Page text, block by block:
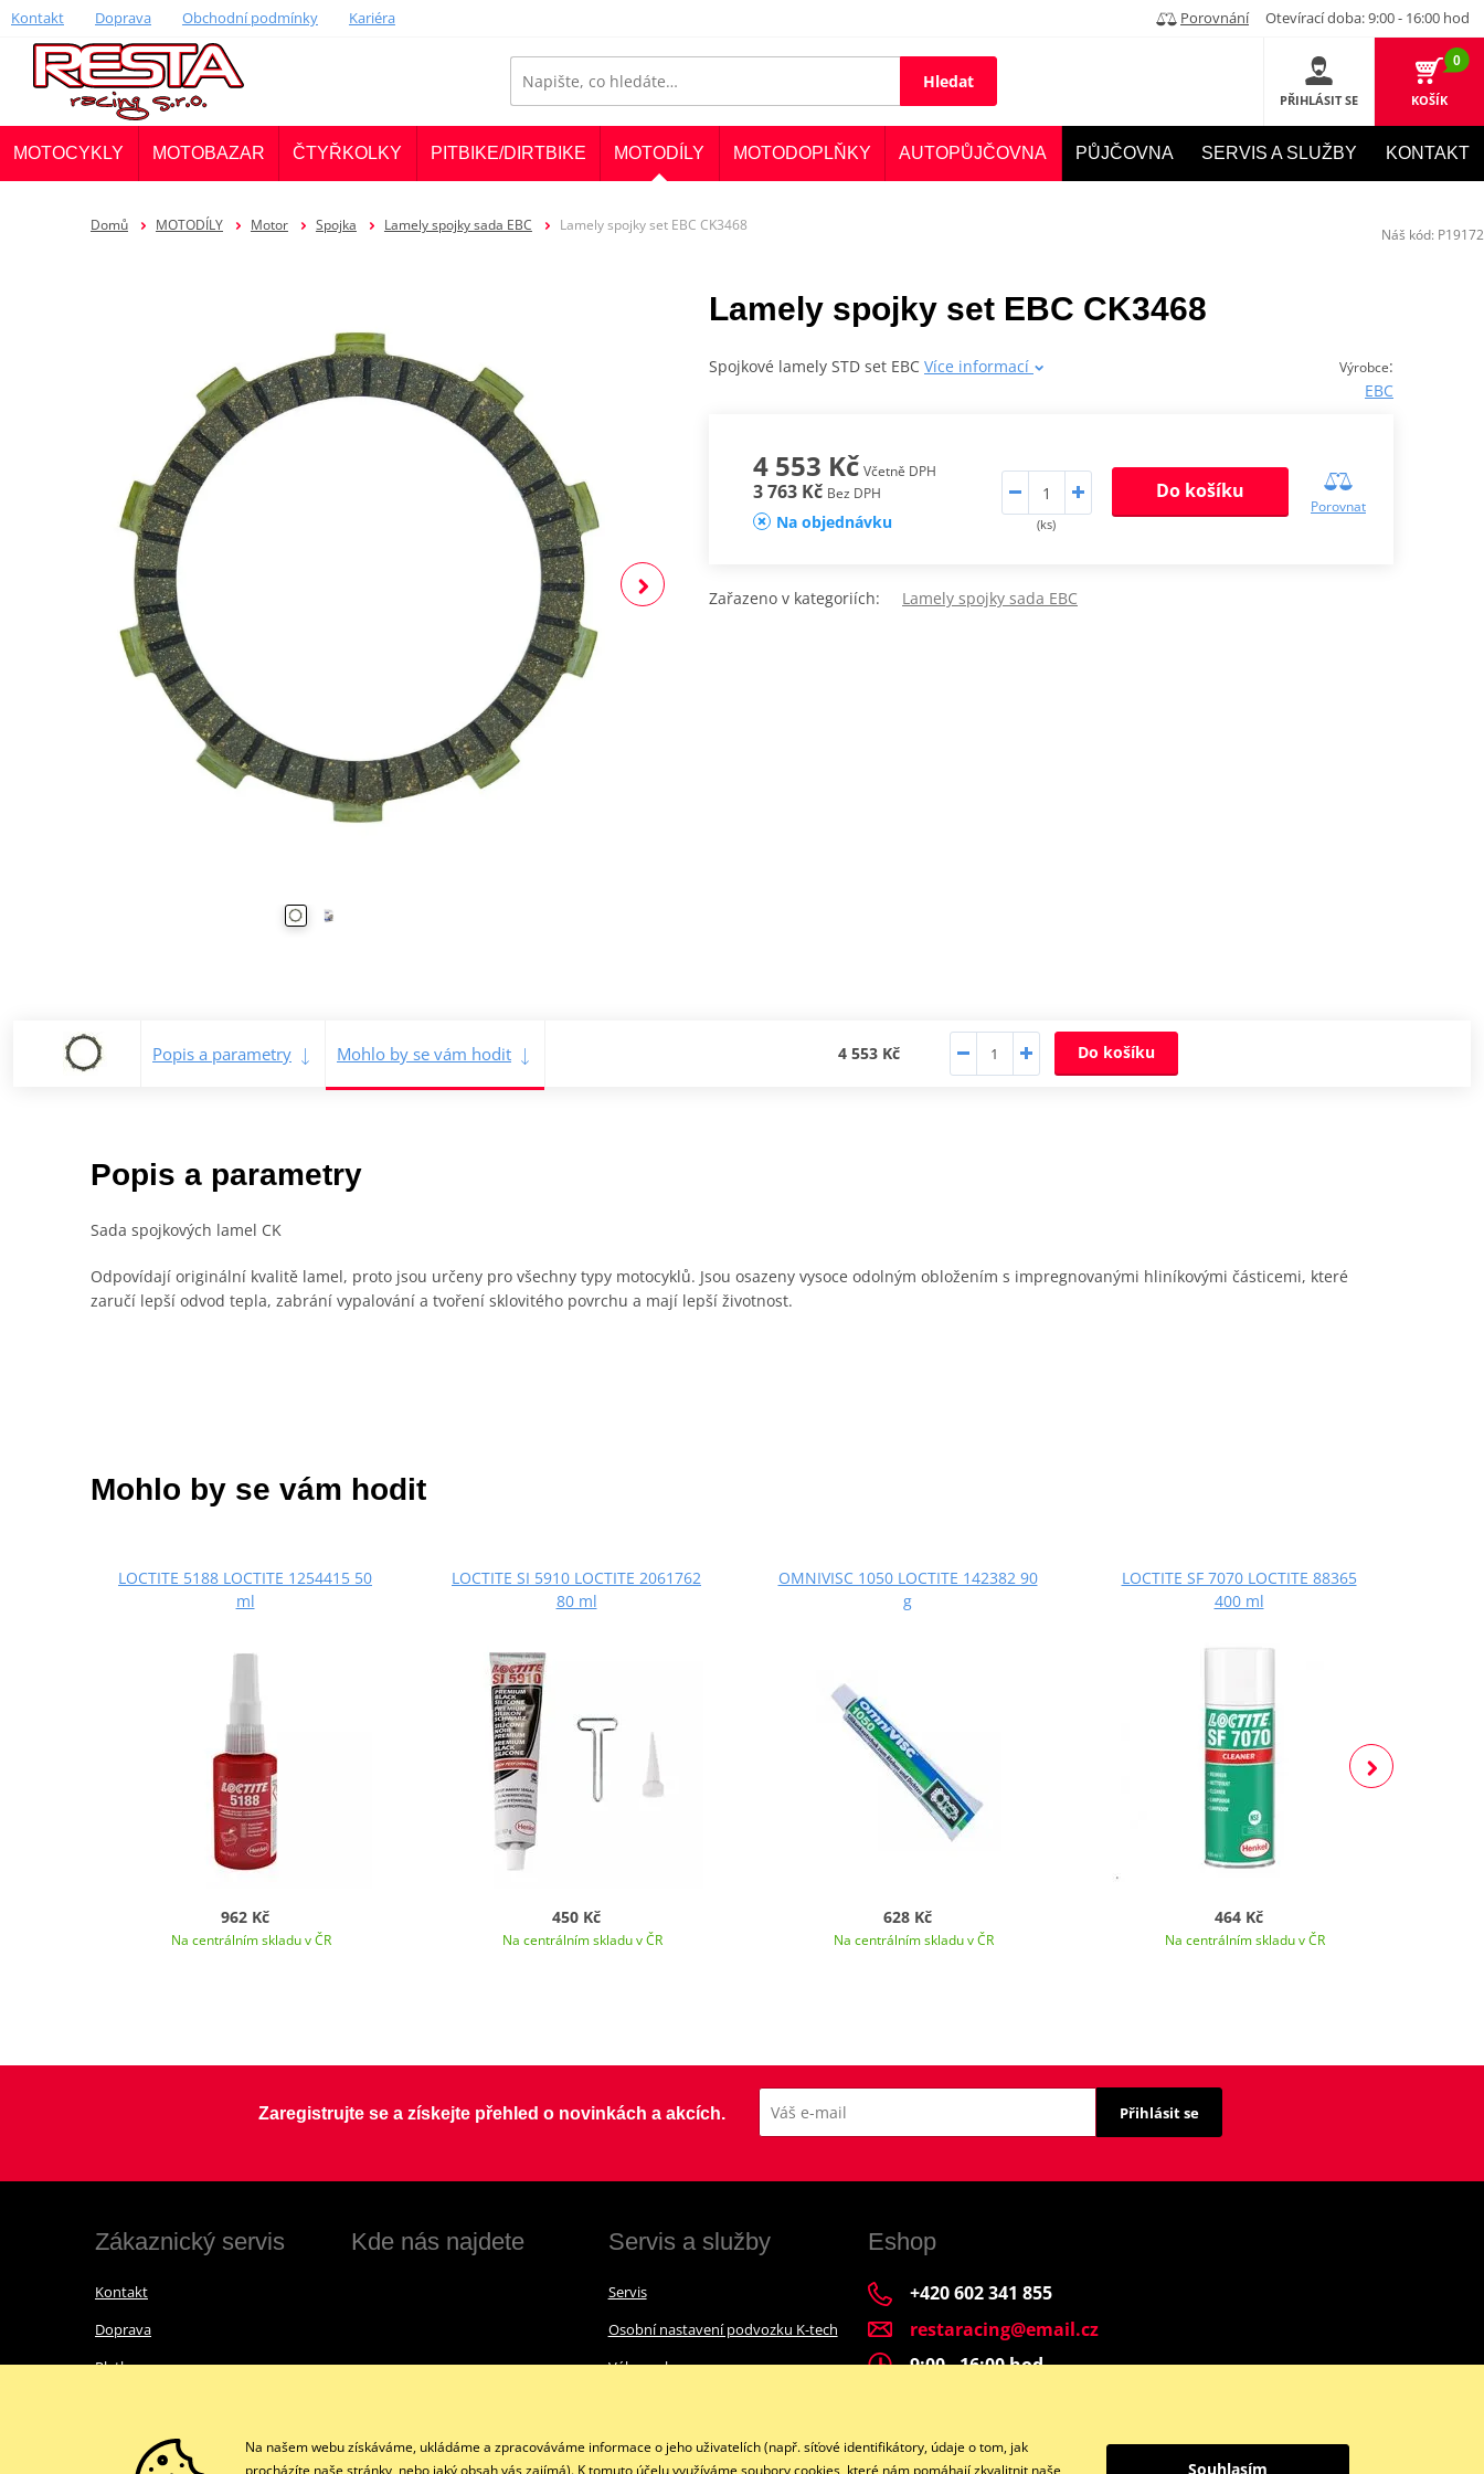
Kontakt Doprava Obchodní podmínky Kariéra Porovnání Otevírací doba: 9:00 - 16:00 hod
Hledat
PŘIHLÁSIT SE
0
KOŠÍK
MOTOCYKLY MOTOBAZAR ČTYŘKOLKY PITBIKE/DIRTBIKE MOTODÍLY MOTODOPLŇKY AUTOPŮJČOVNA PŮJČOVNA SERVIS A SLUŽBY KONTAKT
Domů MOTODÍLY Motor Spojka Lamely spojky sada EBC Lamely spojky set EBC CK3468
Lamely spojky set EBC CK3468
Výrobce:
EBC
Spojkové lamely STD set EBC Více informací
4 553 Kč Včetně DPH
3 763 Kč Bez DPH
Na objednávku (ks)
Do košíku
Porovnat
Zařazeno v kategoriích: Lamely spojky sada EBC
Popis a parametry Mohlo by se vám hodit 4 553 Kč Do košíku
Popis a parametry
Sada spojkových lamel CK
Odpovídají originální kvalitě lamel, proto jsou určeny pro všechny typy motocyklů. Jsou osazeny vysoce odolným obložením s impregnovanými hliníkovými částicemi, které
zaručí lepší odvod tepla, zabrání vypalování a tvoření sklovitého povrchu a mají lepší životnost.
Náš kód: P19172
Mohlo by se vám hodit
LOCTITE 5188 LOCTITE 1254415 50
ml
962 Kč
Na centrálním skladu v ČR
LOCTITE SI 5910 LOCTITE 2061762
80 ml
450 Kč
Na centrálním skladu v ČR
OMNIVISC 1050 LOCTITE 142382 90
g
628 Kč
Na centrálním skladu v ČR
LOCTITE SF 7070 LOCTITE 88365
400 ml
464 Kč
Na centrálním skladu v ČR
Zaregistrujte se a získejte přehled o novinkách a akcích. Přihlásit se
Zákaznický servis
Kontakt
Doprava
Platba
Obchodní podmínky
Kde nás najdete Servis a služby
Servis
Osobní nastavení podvozku K-tech
Výkup a bazar
Eshop
+420 602 341 855
restaracing@email.cz
9:00 - 16:00 hod.
Facebook Instagram
Na našem webu získáváme, ukládáme a zpracováváme informace o jeho uživatelích (např. síťové identifikátory, údaje o tom, jak
procházíte naše stránky, nebo jaký obsah vás zajímá). K tomuto účelu využíváme soubory cookies, které nám pomáhají zkvalitnit naše
Souhlasím